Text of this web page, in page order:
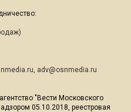
, adv@osnmedia.ru
"Вести Московского
05.10.2018, реестровая